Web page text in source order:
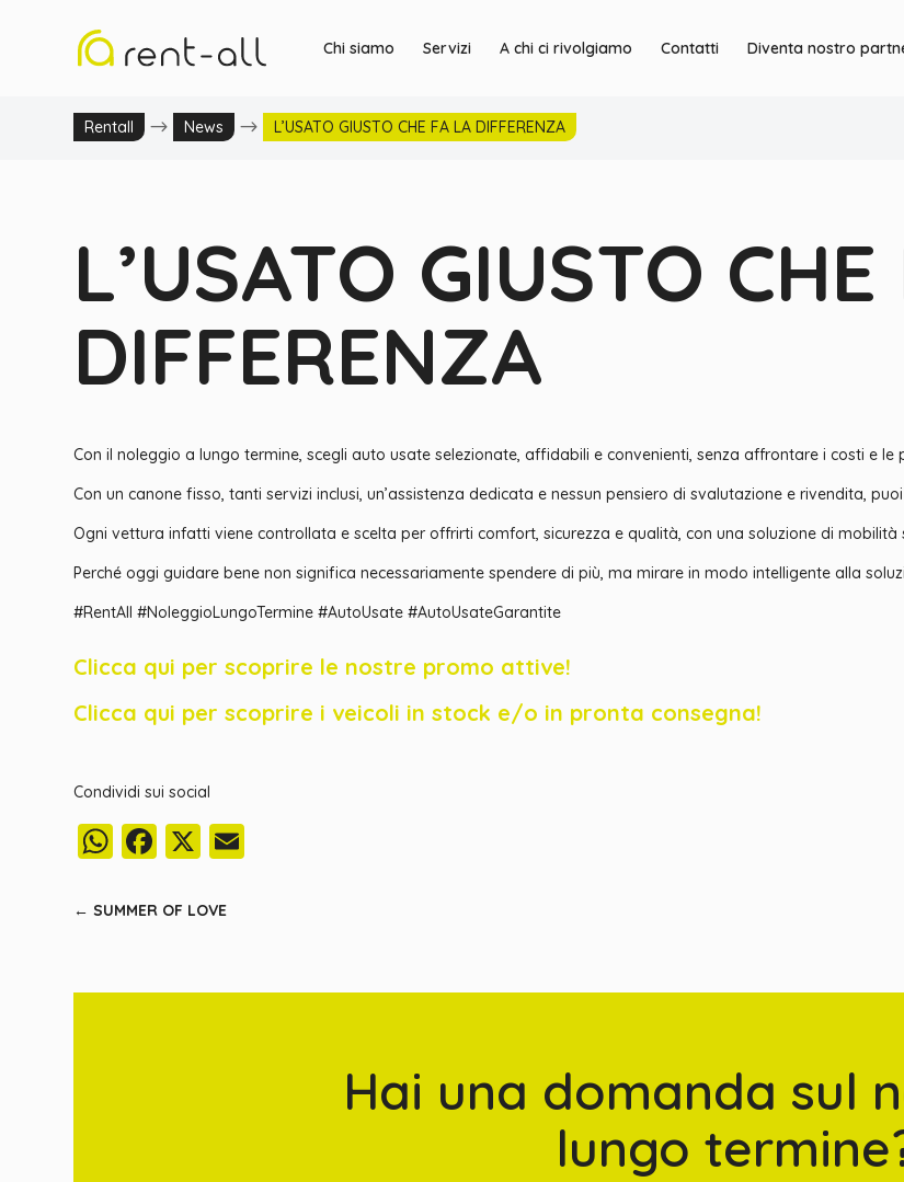
Chi siamo Servizi A chi ci rivolgiamo Contatti Diventa nostro
Rentall $ News $ L’USATO GIUSTO CHE FA LA DIFFERENZA
L’USATO GIUSTO
DIFFERENZA
Con il noleggio a lungo termine, scegli auto usate selezionate, affidabili e convenienti, senza affrontare i costi e le
Con un canone fisso, tanti servizi inclusi, un’assistenza dedicata e nessun pensiero di svalutazione e rivendita,
Ogni vettura infatti viene controllata e scelta per offrirti comfort, sicurezza e qualità, con una soluzione di
Perché oggi guidare bene non significa necessariamente spendere di più, ma mirare in modo intelligente alla
#RentAll #NoleggioLungoTermine #AutoUsate #AutoUsateGarantite
Clicca qui per scoprire le nostre promo attive!
Clicca qui per scoprire i veicoli in stock e/o in pronta consegna!
Condividi sui social
WhatsApp
Facebook
X
←SUMMER OF LOVE
Hai una domanda sul
lungo